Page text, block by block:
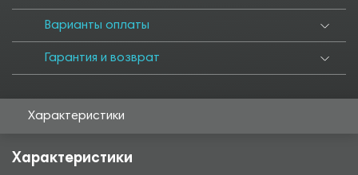
Варианты оплаты
Гарантия и возврат
Характеристики
Характеристики